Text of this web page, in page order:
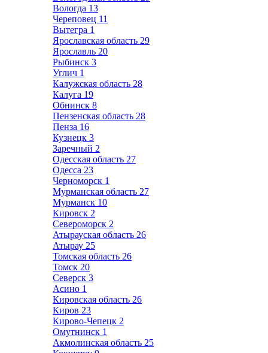
Вологда 13
Череповец 11
Вытегра 1
Ярославская область 29
Ярославль 20
Рыбинск 3
Углич 1
Калужская область 28
Калуга 19
Обнинск 8
Пензенская область 28
Пенза 16
Кузнецк 3
Заречный 2
Одесская область 27
Одесса 23
Черноморск 1
Мурманская область 27
Мурманск 10
Кировск 2
Североморск 2
Атырауская область 26
Атырау 25
Томская область 26
Томск 20
Северск 3
Асино 1
Кировская область 26
Киров 23
Кирово-Чепецк 2
Омутнинск 1
Акмолинская область 25